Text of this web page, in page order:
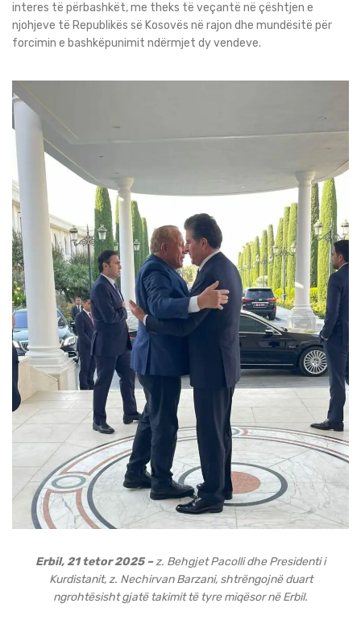
interes të përbashkët, me theks të veçantë në çështjen e
njohjeve të Republikës së Kosovës në rajon dhe mundësitë për
forcimin e bashkëpunimit ndërmjet dy vendeve.
Erbil, 21 tetor 2025 –z. Behgjet Pacolli dhe Presidenti i
Kurdistanit, z. Nechirvan Barzani, shtrëngojnë duart
ngrohtësisht gjatë takimit të tyre miqësor në Erbil.